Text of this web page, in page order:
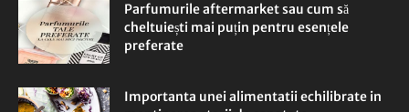
Parfumurile aftermarket sau cum să
cheltuiești mai puțin pentru esențele
preferate
Importanta unei alimentatii echilibrate in